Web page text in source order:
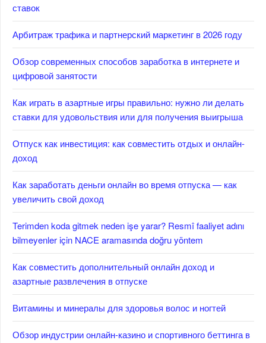
ставок
Арбитраж трафика и партнерский маркетинг в 2026 году
Обзор современных способов заработка в интернете и
цифровой занятости
Как играть в азартные игры правильно: нужно ли делать
ставки для удовольствия или для получения выигрыша
Отпуск как инвестиция: как совместить отдых и онлайн-
доход
Как заработать деньги онлайн во время отпуска — как
увеличить свой доход
Terimden koda gitmek neden işe yarar? Resmî faaliyet adını
bilmeyenler için NACE aramasında doğru yöntem
Как совместить дополнительный онлайн доход и
азартные развлечения в отпуске
Витамины и минералы для здоровья волос и ногтей
Обзор индустрии онлайн-казино и спортивного беттинга в